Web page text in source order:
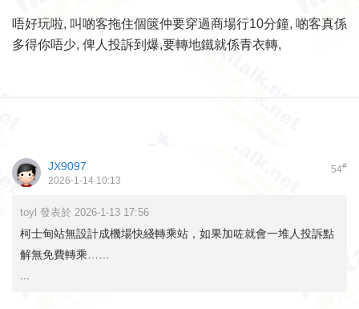
唔好玩啦, 叫啲客拖住個篋仲要穿過商場行10分鐘, 啲客真係
多得你唔少, 俾人投訴到爆,要轉地鐵就係青衣轉,
54#
JX9097
2026-1-14 10:13
toyl 發表於 2026-1-13 17:56
柯士甸站無設計成機場快綫轉乘站，如果加咗就會一堆人投訴點
解無免費轉乘……